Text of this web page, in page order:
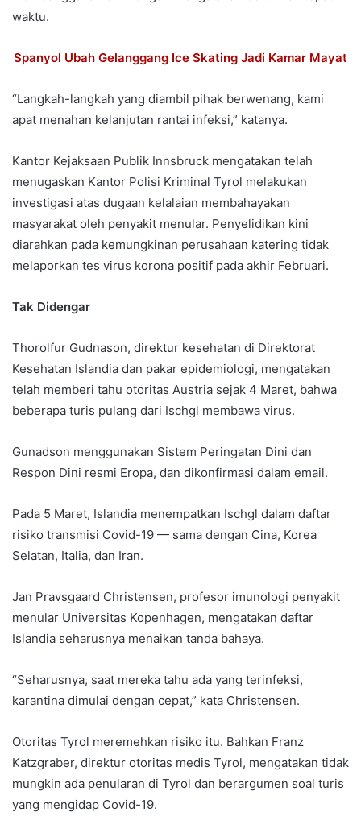
waktu.
Spanyol Ubah Gelanggang Ice Skating Jadi Kamar Mayat
“Langkah-langkah yang diambil pihak berwenang, kami
apat menahan kelanjutan rantai infeksi,” katanya.
Kantor Kejaksaan Publik Innsbruck mengatakan telah
menugaskan Kantor Polisi Kriminal Tyrol melakukan
investigasi atas dugaan kelalaian membahayakan
masyarakat oleh penyakit menular. Penyelidikan kini
diarahkan pada kemungkinan perusahaan katering tidak
melaporkan tes virus korona positif pada akhir Februari.
Tak Didengar
Thorolfur Gudnason, direktur kesehatan di Direktorat
Kesehatan Islandia dan pakar epidemiologi, mengatakan
telah memberi tahu otoritas Austria sejak 4 Maret, bahwa
beberapa turis pulang dari Ischgl membawa virus.
Gunadson menggunakan Sistem Peringatan Dini dan
Respon Dini resmi Eropa, dan dikonfirmasi dalam email.
Pada 5 Maret, Islandia menempatkan Ischgl dalam daftar
risiko transmisi Covid-19 — sama dengan Cina, Korea
Selatan, Italia, dan Iran.
Jan Pravsgaard Christensen, profesor imunologi penyakit
menular Universitas Kopenhagen, mengatakan daftar
Islandia seharusnya menaikan tanda bahaya.
“Seharusnya, saat mereka tahu ada yang terinfeksi,
karantina dimulai dengan cepat,” kata Christensen.
Otoritas Tyrol meremehkan risiko itu. Bahkan Franz
Katzgraber, direktur otoritas medis Tyrol, mengatakan tidak
mungkin ada penularan di Tyrol dan berargumen soal turis
yang mengidap Covid-19.